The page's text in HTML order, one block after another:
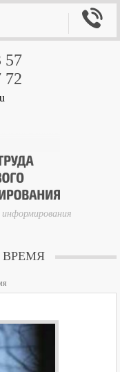
57
72

ВРЕМЯ